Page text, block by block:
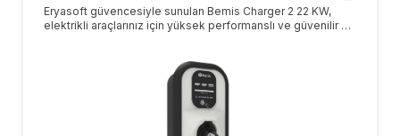
Eryasoft güvencesiyle sunulan Bemis Charger 2 22 KW,
elektrikli araçlarınız için yüksek performanslı ve güvenilir bir